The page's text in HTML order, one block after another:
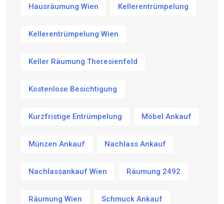
Hausräumung Wien Kellerentrümpelung
Kellerentrümpelung Wien
Keller Räumung Theresienfeld
Kostenlose Besichtigung
Kurzfristige Entrümpelung Möbel Ankauf
Münzen Ankauf Nachlass Ankauf
Nachlassankauf Wien Räumung 2492
Räumung Wien Schmuck Ankauf